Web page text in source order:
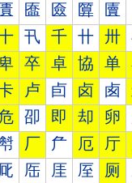
匱 匲 匳 匴 匵
卂 千 卄 卅
卒 卓 協 单
卢 卣 卤 卥
卲 即 却 卵
厂 厃 厄 厅
厑 厒 厓 厔 厕